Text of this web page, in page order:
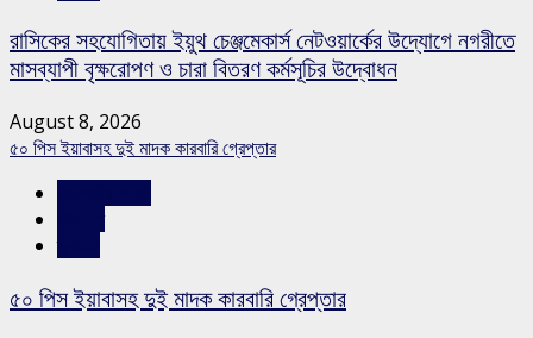
রাসিকের সহযোগিতায় ইয়ুথ চেঞ্জমেকার্স নেটওয়ার্কের উদ্যোগে নগরীতে
মাসব্যাপী বৃক্ষরোপণ ও চারা বিতরণ কর্মসূচির উদ্বোধন
August 8, 2026
৫০ পিস ইয়াবাসহ দুই মাদক কারবারি গ্রেপ্তার
৫০ পিস ইয়াবাসহ দুই মাদক কারবারি গ্রেপ্তার